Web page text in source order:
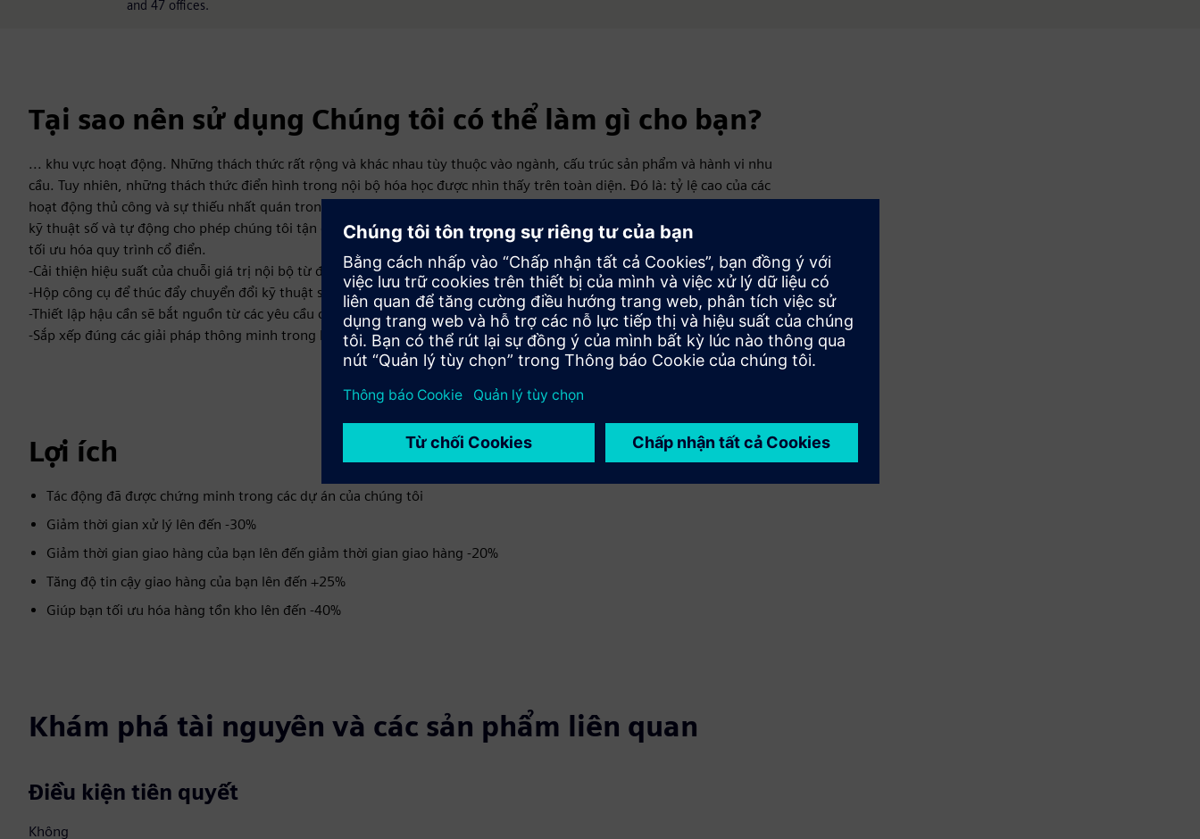
and 47 offices.
Tại sao nên sử dụng Chúng tôi có thể làm gì cho bạn?
... khu vực hoạt động. Những thách thức rất rộng và khác nhau tùy thuộc vào ngành, cấu trúc sản phẩm và hành vi nhu
cầu. Tuy nhiên, những thách thức điển hình trong nội bộ hóa học được nhìn thấy trên toàn diện. Đó là: tỷ lệ cao của các
hoạt động thủ công và sự thiếu nhất quán trong bối cảnh dữ liệu và quy trình lập kế hoạch. Việc sử dụng các giải pháp
kỹ thuật số và tự động cho phép chúng tôi tận dụng tiềm năng to lớn mà chúng tôi không còn có thể nhận ra đầy đủ với
tối ưu hóa quy trình cổ điển.
-Cải thiện hiệu suất của chuỗi giá trị nội bộ từ đầu đến cuối
-Hộp công cụ để thúc đẩy chuyển đổi kỹ thuật số của các quy trình hậu cần
-Thiết lập hậu cần sẽ bắt nguồn từ các yêu cầu chiến lược
-Sắp xếp đúng các giải pháp thông minh trong hoạt động
Lợi ích
Tác động đã được chứng minh trong các dự án của chúng tôi
Giảm thời gian xử lý lên đến -30%
Giảm thời gian giao hàng của bạn lên đến giảm thời gian giao hàng -20%
Tăng độ tin cậy giao hàng của bạn lên đến +25%
Giúp bạn tối ưu hóa hàng tồn kho lên đến -40%
Khám phá tài nguyên và các sản phẩm liên quan
Điều kiện tiên quyết
Không